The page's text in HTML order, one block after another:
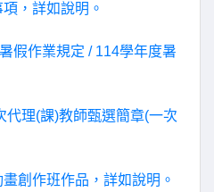
，詳如說明。
假作業規定 / 114學年度暑
代理(課)教師甄選簡章(一次
創作班作品，詳如說明。